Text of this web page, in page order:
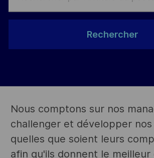
Rechercher
Nous comptons sur nos
challenger et développer
quelles que soient leurs
afin qu'ils donnent le meilleur